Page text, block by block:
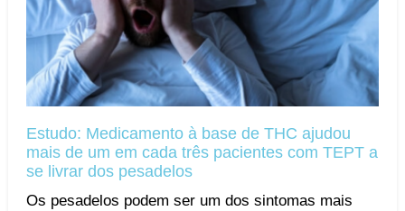
Estudo: Medicamento à base de THC ajudou
mais de um em cada três pacientes com TEPT a
se livrar dos pesadelos
Os pesadelos podem ser um dos sintomas mais